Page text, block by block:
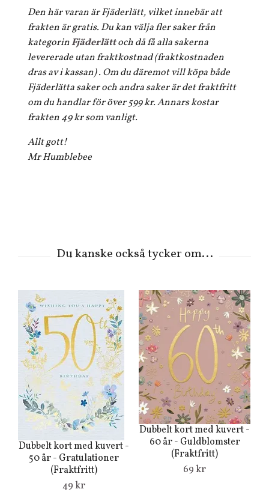
Den här varan är Fjäderlätt, vilket innebär att
frakten är gratis. Du kan välja fler saker från
kategorinFjäderlättoch då få alla sakerna
levererade utan fraktkostnad (fraktkostnaden
dras av i kassan) . Om du däremot vill köpa både
Fjäderlätta saker och andra saker är det fraktfritt
om du handlar för över 599 kr. Annars kostar
frakten 49 kr som vanligt.
Allt gott!
Mr Humblebee
Dubbelt kort med kuvert -
50 år - Gratulationer
(Fraktfritt)
49 kr
Dubbelt kort med kuvert -
60 år - Guldblomster
(Fraktfritt)
69 kr